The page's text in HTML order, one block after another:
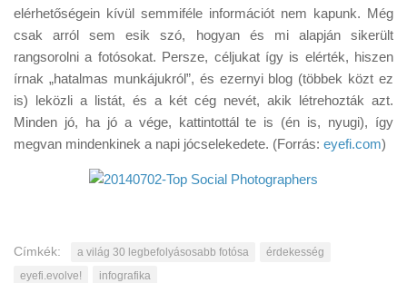
elérhetőségein kívül semmiféle információt nem kapunk. Még
csak arról sem esik szó, hogyan és mi alapján sikerült
rangsorolni a fotósokat. Persze, céljukat így is elérték, hiszen
írnak „hatalmas munkájukról”, és ezernyi blog (többek közt ez
is) leközli a listát, és a két cég nevét, akik létrehozták azt.
Minden jó, ha jó a vége, kattintottál te is (én is, nyugi), így
megvan mindenkinek a napi jócselekedete. (Forrás: eyefi.com)
Címkék: a világ 30 legbefolyásosabb fotósa
érdekesség
eyefi.evolve!
infografika